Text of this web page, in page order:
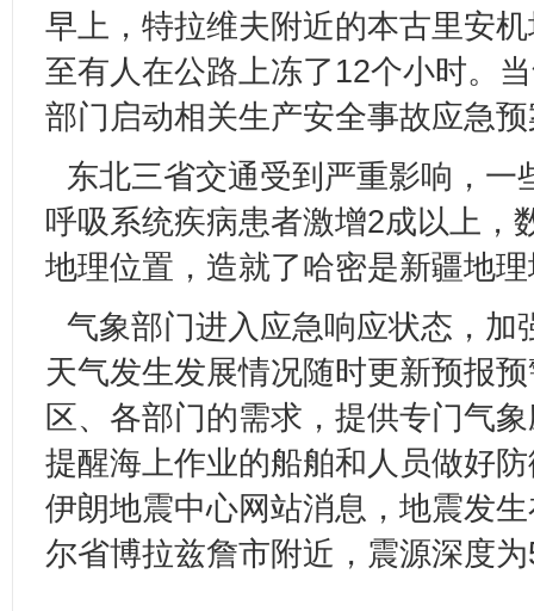
早上，特拉维夫附近的本古里安
至有人在公路上冻了12个小时。
部门启动相关生产安全事故应急
东北三省交通受到严重影响，
呼吸系统疾病患者激增2成以上，
地理位置，造就了哈密是新疆地
气象部门进入应急响应状态，
天气发生发展情况随时更新预报
区、各部门的需求，提供专门气
提醒海上作业的船舶和人员做好
伊朗地震中心网站消息，地震发
尔省博拉兹詹市附近，震源深度